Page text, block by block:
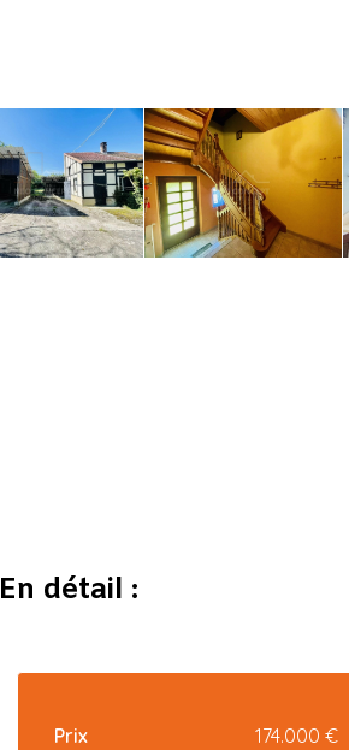
En détail :
Prix 174.000 €